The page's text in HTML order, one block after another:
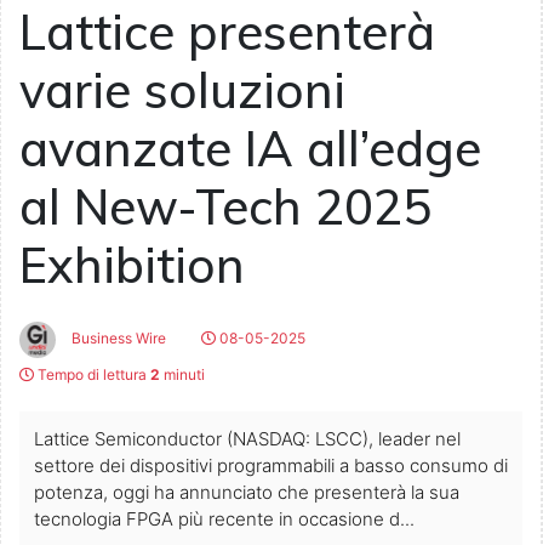
Lattice presenterà
varie soluzioni
avanzate IA all’edge
al New-Tech 2025
Exhibition
Business Wire
08-05-2025
Tempo di lettura 2 minuti
Lattice Semiconductor (NASDAQ: LSCC), leader nel
settore dei dispositivi programmabili a basso consumo di
potenza, oggi ha annunciato che presenterà la sua
tecnologia FPGA più recente in occasione d...